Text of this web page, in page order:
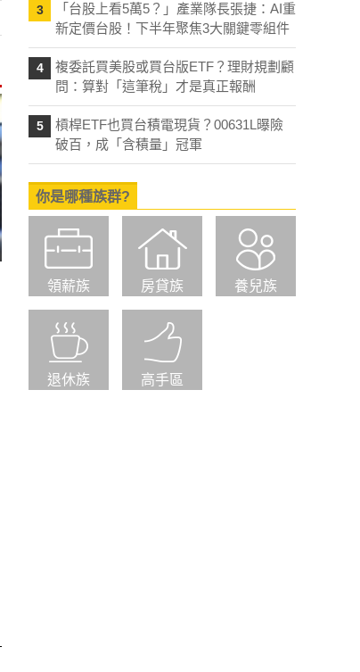
3
「台股上看5萬5？」產業隊長張捷：AI重
新定價台股！下半年聚焦3大關鍵零組件
4
複委託買美股或買台版ETF？理財規劃顧
問：算對「這筆稅」才是真正報酬
5
槓桿ETF也買台積電現貨？00631L曝險
破百，成「含積量」冠軍
你是哪種族群?
領薪族 房貸族 養兒族
退休族 高手區